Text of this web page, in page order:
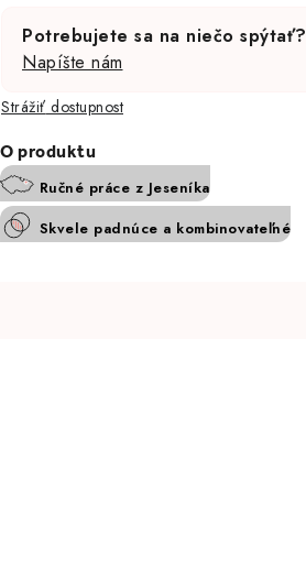
Potrebujete sa na niečo spýtať?
Napíšte nám
Strážiť
Ručné práce z Jeseníka
Skvele padnúce a kombinovateľné